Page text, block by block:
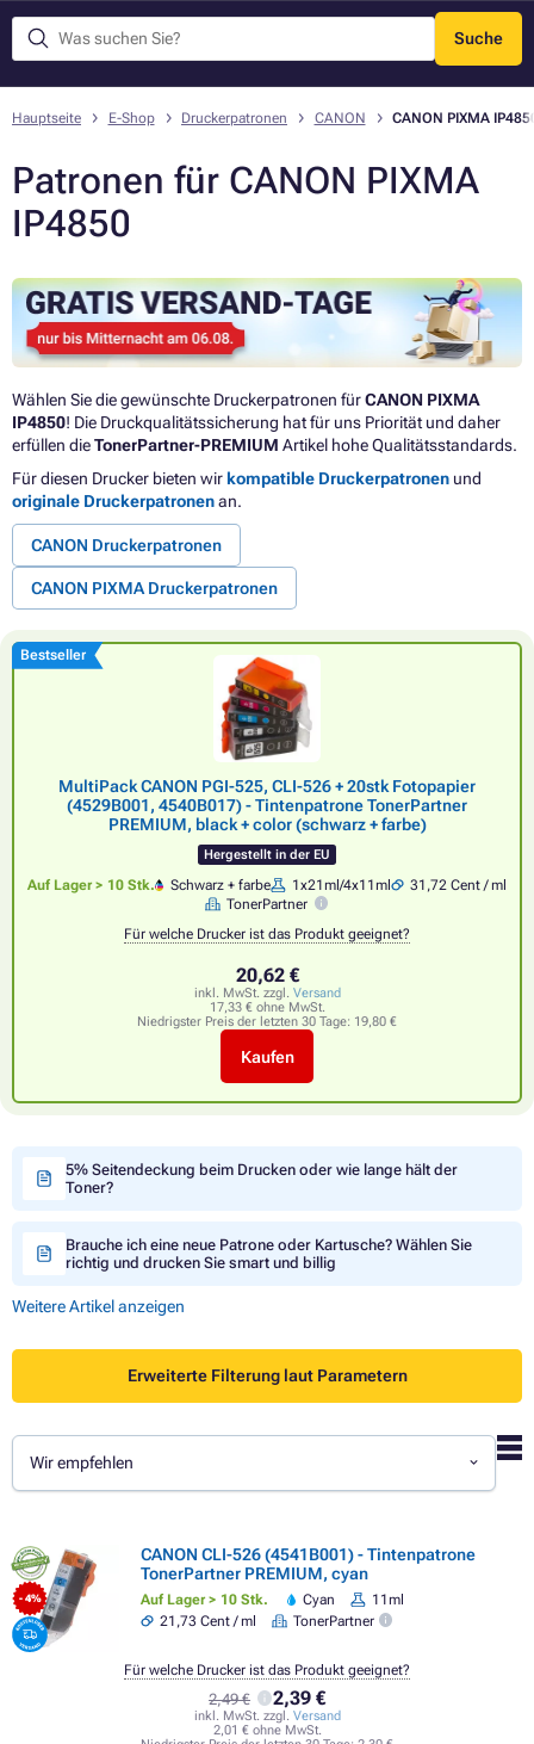
Suche
Menü
Hauptseite E-Shop Druckerpatronen CANON CANON PIXMA
Patronen für CANON PIXMA
IP4850
Wählen Sie die gewünschte Druckerpatronen fürCANON PIXMA
IP4850! Die Druckqualitätssicherung hat für uns Priorität und daher
erfüllen dieTonerPartner-PREMIUM Artikel hohe Qualitätsstandards.
Für diesen Drucker bieten wir kompatible Druckerpatronen und
originale Druckerpatronenan.
CANON Druckerpatronen
CANON PIXMA Druckerpatronen
Bestseller
MultiPack CANON PGI-525, CLI-526 + 20stk Fotopapier
(4529B001, 4540B017) - Tintenpatrone TonerPartner
PREMIUM, black + color (schwarz + farbe)
Hergestellt in der EU
Auf Lager > 10 Stk. Schwarz + farbe 1x21ml/4x11ml
31,72 Cent / ml
TonerPartner
Für welche Drucker ist das Produkt geeignet?
20,62 €
inkl. MwSt. zzgl. Versand
17,33 € ohne MwSt.
Niedrigster Preis der letzten 30 Tage: 19,80 €
Kaufen
5% Seitendeckung beim Drucken oder wie lange hält der
Toner?
Brauche ich eine neue Patrone oder Kartusche? Wählen Sie
richtig und drucken Sie smart und billig
Weitere Artikel anzeigen
Erweiterte Filterung laut Parametern
Wir empfehlen
- 4%
CANON CLI-526 (4541B001) - Tintenpatrone
TonerPartner PREMIUM, cyan
Auf Lager > 10 Stk. Cyan
11ml
21,73 Cent / ml
TonerPartner
2,49 € 2,39 €
inkl. MwSt. zzgl. Versand
2,01 € ohne MwSt.
Für welche Drucker ist das Produkt geeignet?